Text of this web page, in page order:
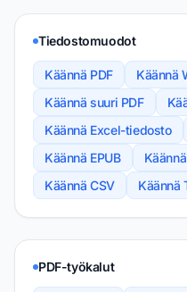
Tiedostomuodot
Käännä PDF
Käännä
Käännä suuri PDF
Käännä Excel-tiedosto
Käännä EPUB
Käännä CSV
Käännä
PDF-työkalut